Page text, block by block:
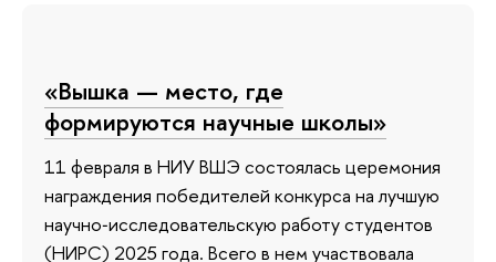
«Вышка — место, где
формируются научные школы»
11 февраля в НИУ ВШЭ состоялась церемония
награждения победителей конкурса на лучшую
научно‑исследовательскую работу студентов
(НИРС) 2025 года. Всего в нем участвовала